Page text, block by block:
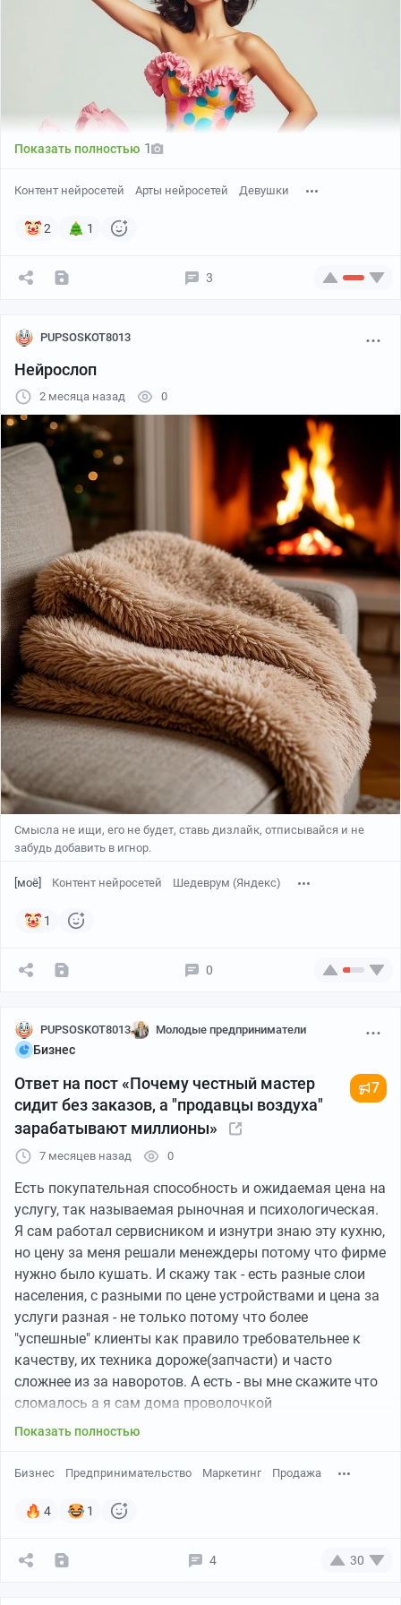
Показать полностью 1
Контент нейросетей Арты нейросетей Девушки
2 1
3
PUPSOSKOT8013
Нейрослоп
2 месяца назад 0
Смысла не ищи, его не будет, ставь дизлайк, отписывайся и не
забудь добавить в игнор.
[моё] Контент нейросетей Шедеврум (Яндекс)
1
0
PUPSOSKOT8013 Молодые предприниматели
Бизнес
Ответ на пост «Почему честный мастер
сидит без заказов, а "продавцы воздуха"
зарабатывают миллионы»
7
7 месяцев назад 0
Есть покупательная способность и ожидаемая цена на
услугу, так называемая рыночная и психологическая.
Я сам работал сервисником и изнутри знаю эту кухню,
но цену за меня решали менеждеры потому что фирме
нужно было кушать. И скажу так - есть разные слои
населения, с разными по цене устройствами и цена за
услуги разная - не только потому что более
"успешные" клиенты как правило требовательнее к
качеству, их техника дороже(запчасти) и часто
сложнее из за наворотов. А есть - вы мне скажите что
сломалось а я сам дома проволочкой
подматаю(желательно бесплатно) и потом принесет
но будет торговаться за каждую копейку и вероятно
устройство в божеский вид в него надо вложить
самому). Потому цена может отсекать уровень
Показать полностью
Бизнес Предпринимательство Маркетинг Продажа
4 1
4 30